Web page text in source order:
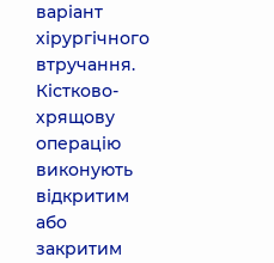
варіант
хірургічного
втручання.
Кістково-
хрящову
операцію
виконують
відкритим
або
закритим